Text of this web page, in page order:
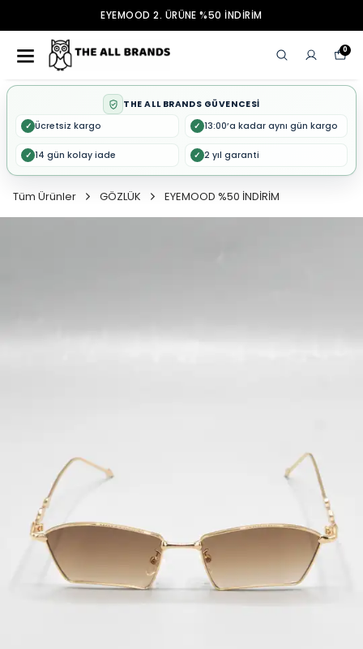
EYEMOOD 2. ÜRÜNE %50 İNDİRİM
0
THE ALL BRANDS GÜVENCESİ
✓ Ücretsiz kargo ✓ 13:00’a kadar aynı gün kargo
✓ 14 gün kolay iade ✓ 2 yıl garanti
Tüm Ürünler GÖZLÜK EYEMOOD %50 İNDİRİM